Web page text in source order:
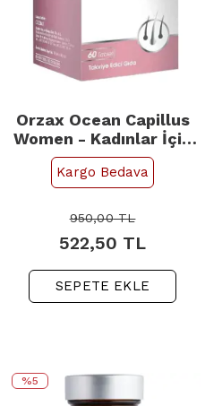
Orzax Ocean Capillus
Women - Kadınlar İçin
Takviye Edici Gıda 60
Tablet
Kargo Bedava
950,00TL
522,50 TL
SEPETE EKLE
%5